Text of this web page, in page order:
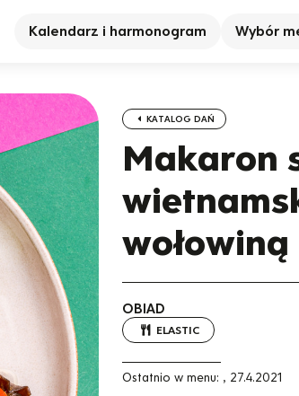
Kalendarz i harmonogram Wybór
KATALOG DAŃ
Makaron
wołowiną
OBIAD
ELASTIC
Ostatnio w menu: , 27.4.2021